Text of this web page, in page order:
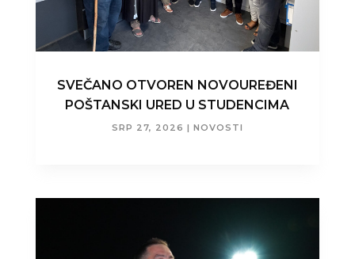
SVEČANO OTVOREN NOVOUREĐENI
POŠTANSKI URED U STUDENCIMA
SRP 27, 2026 | NOVOSTI